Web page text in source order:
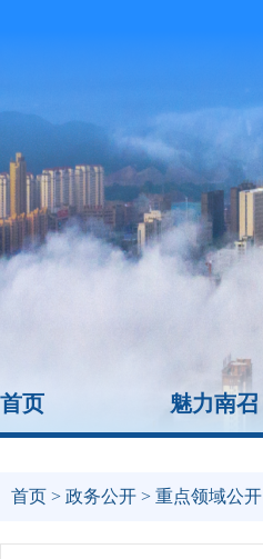
首页 魅力南召
首页 > 政务公开 > 重点领域公开